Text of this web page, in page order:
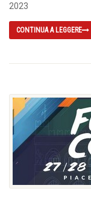
2023
CONTINUA A LEGGERE